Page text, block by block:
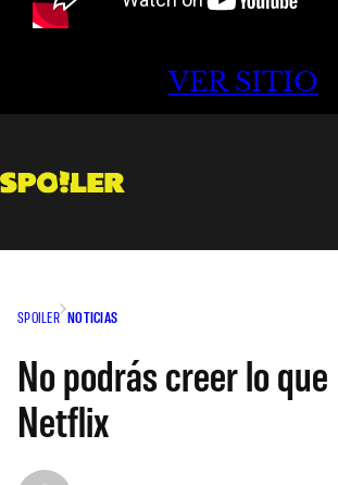
VER SITIO
SPOILER NOTICIAS
No podrás creer lo
Netflix